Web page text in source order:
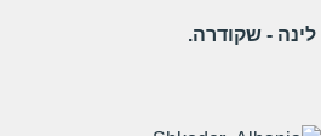
לינה - שקודרה.